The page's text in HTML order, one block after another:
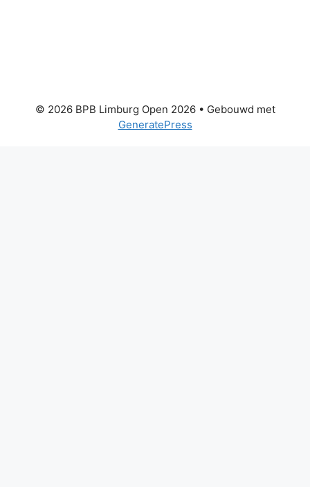
© 2026 BPB Limburg Open 2026• Gebouwd met
GeneratePress